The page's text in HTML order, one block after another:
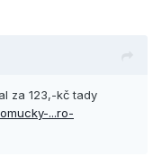
za 123,-kč tady
...ro-